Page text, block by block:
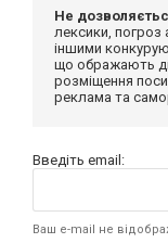
Не
лексики, погроз
іншими
що ображають
розміщення
реклама та
Введіть email:
Ваш e-mail не